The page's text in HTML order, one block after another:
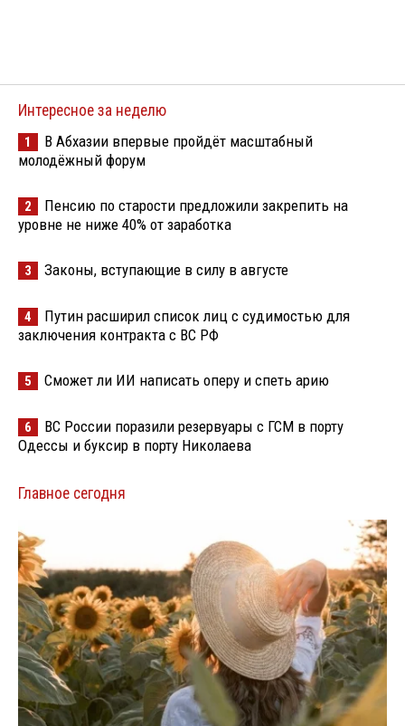
Интересное за неделю
1
В Абхазии впервые пройдёт масштабный
молодёжный форум
2
Пенсию по старости предложили закрепить на
уровне не ниже 40% от заработка
3 Законы, вступающие в силу в августе
4
Путин расширил список лиц с судимостью для
заключения контракта с ВС РФ
5 Сможет ли ИИ написать оперу и спеть арию
6
ВС России поразили резервуары с ГСМ в порту
Одессы и буксир в порту Николаева
Главное сегодня